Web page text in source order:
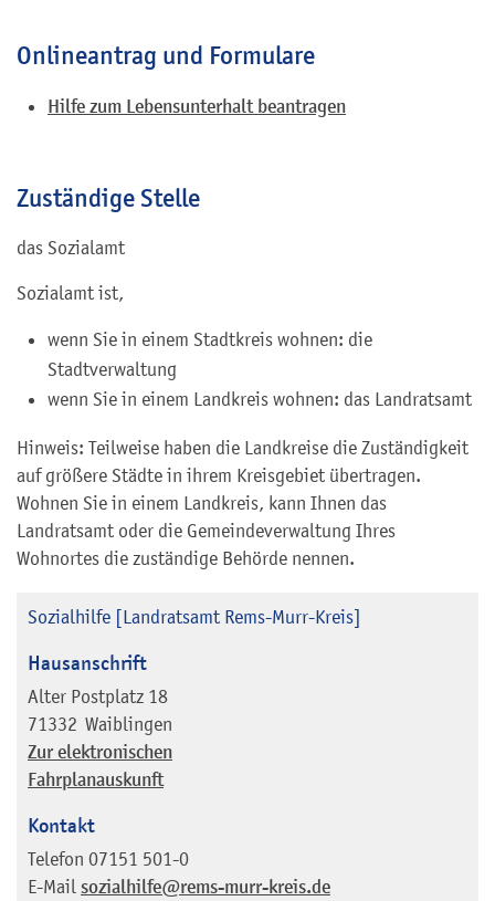
Onlineantrag und Formulare
Hilfe zum Lebensunterhalt beantragen
Zuständige Stelle
das Sozialamt
Sozialamt ist,
wenn Sie in einem Stadtkreis wohnen: die
Stadtverwaltung
wenn Sie in einem Landkreis wohnen: das Landratsamt
Hinweis: Teilweise haben die Landkreise die Zuständigkeit
auf größere Städte in ihrem Kreisgebiet übertragen.
Wohnen Sie in einem Landkreis, kann Ihnen das
Landratsamt oder die Gemeindeverwaltung Ihres
Wohnortes die zuständige Behörde nennen.
Sozialhilfe [Landratsamt Rems-Murr-Kreis]
Hausanschrift
Alter Postplatz 18
71332 Waiblingen
Zur elektronischen
Fahrplanauskunft
Kontakt
Telefon 07151 501-0
E-Mail sozialhilfe@rems-murr-kreis.de